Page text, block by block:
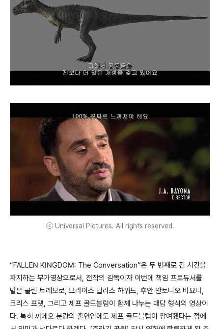
ⓒ Universal Pictures. All rights reserved.
“FALLEN KINGDOM: The Conversation”은 두 번째로 긴 시간을
차지하는 부가영상으로서, 전작의 감독이자 이번에 책임 프로듀서를
맡은 콜린 트레보로, 브라이스 달라스 하워드, 후안 안토니오 바요나,
크리스 프랫, 그리고 제프 골드블럼이 함께 나누는 대담 형식의 영상이
다. 특히 까메오 분량의 출연임에도 제프 골드블럼이 참여했다는 점에